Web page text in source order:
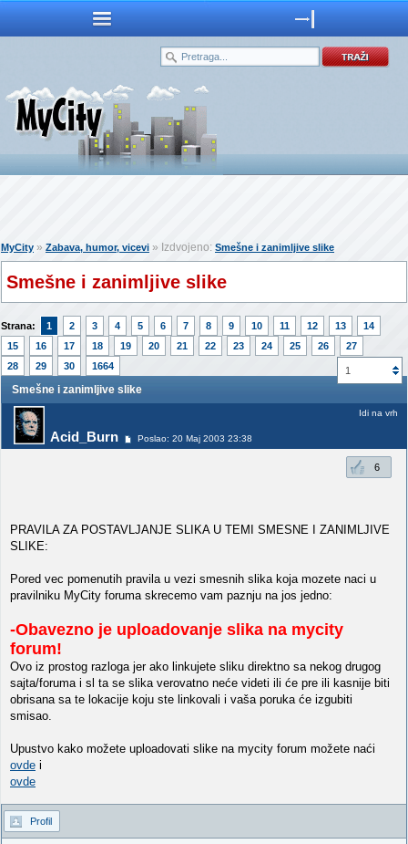
MyCity » Zabava, humor, vicevi » Izdvojeno: Smešne i zanimljive slike
Smešne i zanimljive slike
Strana: 1 2 3 4 5 6 7 8 9 10 11 12 13
14
15
16 17 18 19 20 21 22 23 24 25 26
27
28
29 30 1664 1
Smešne i zanimljive slike
Acid_Burn Poslao: 20 Maj 2003 23:38
Idi na vrh
6
PRAVILA ZA POSTAVLJANJE SLIKA U TEMI SMESNE I ZANIMLJIVE
SLIKE:
Pored vec pomenutih pravila u vezi smesnih slika koja mozete naci u
pravilniku MyCity foruma skrecemo vam paznju na jos jedno:
-Obavezno je uploadovanje slika na mycity
forum!
Ovo iz prostog razloga jer ako linkujete sliku direktno sa nekog drugog
sajta/foruma i sl ta se slika verovatno neće videti ili će pre ili kasnije biti
obrisana sa te lokacije koju ste linkovali i vaša poruka će izgubiti
smisao.
Upustvo kako možete uploadovati slike na mycity forum možete naći
ovde i
ovde
Profil